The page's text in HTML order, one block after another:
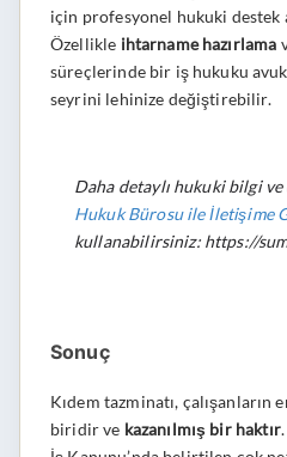
için profesyonel hukuki destek
Özellikle ihtarname hazırlama
süreçlerinde bir iş hukuku
seyrini lehinize değiştirebilir.
Daha detaylı hukuki bilgi ve
Hukuk Bürosu ile İletişime
kullanabilirsiniz: https://
Sonuç
Kıdem tazminatı,
biridir ve kazanılmış bir haktır